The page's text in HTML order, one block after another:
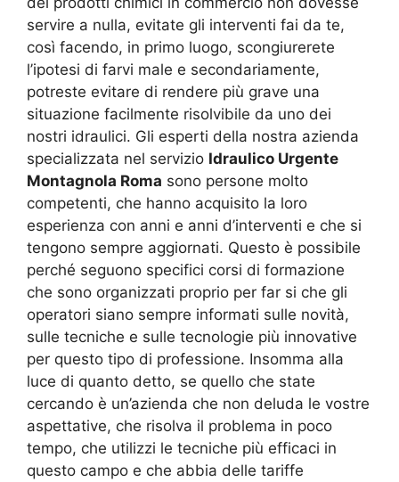
servire a nulla, evitate gli interventi fai da te,
così facendo, in primo luogo, scongiurerete
l’ipotesi di farvi male e secondariamente,
potreste evitare di rendere più grave una
situazione facilmente risolvibile da uno dei
nostri idraulici. Gli esperti della nostra azienda
specializzata nel servizio Idraulico Urgente
Montagnola Roma sono persone molto
competenti, che hanno acquisito la loro
esperienza con anni e anni d’interventi e che si
tengono sempre aggiornati. Questo è possibile
perché seguono specifici corsi di formazione
che sono organizzati proprio per far si che gli
operatori siano sempre informati sulle novità,
sulle tecniche e sulle tecnologie più innovative
per questo tipo di professione. Insomma alla
luce di quanto detto, se quello che state
cercando è un’azienda che non deluda le vostre
aspettative, che risolva il problema in poco
tempo, che utilizzi le tecniche più efficaci in
questo campo e che abbia delle tariffe